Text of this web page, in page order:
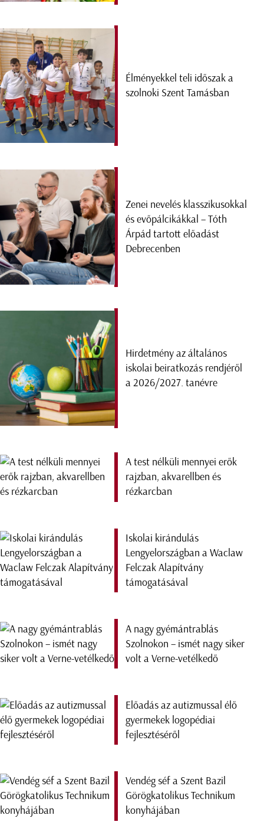
Élményekkel teli időszak a
szolnoki Szent Tamásban
Zenei nevelés klasszikusokkal
és evőpálcikákkal – Tóth
Árpád tartott előadást
Debrecenben
Hirdetmény az általános
iskolai beiratkozás rendjéről
a 2026/2027. tanévre
A test nélküli mennyei erők
rajzban, akvarellben és
rézkarcban
Iskolai kirándulás
Lengyelországban a Waclaw
Felczak Alapítvány
támogatásával
A nagy gyémántrablás
Szolnokon – ismét nagy siker
volt a Verne-vetélkedő
Előadás az autizmussal élő
gyermekek logopédiai
fejlesztéséről
Vendég séf a Szent Bazil
Görögkatolikus Technikum
konyhájában